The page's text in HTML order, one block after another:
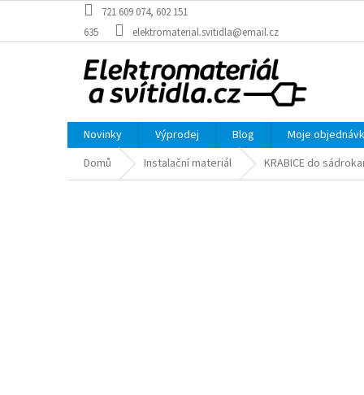
obsah
721 609 074, 602 151
635
elektromaterial.svitidla@email.cz
Novinky Výprodej Blog
Moje
Domů
Instalační materiál KRABICE do